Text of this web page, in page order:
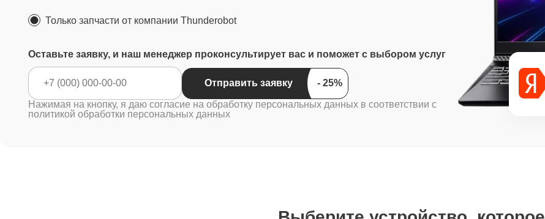
Только запчасти от компании Thunderobot
Оставьте заявку, и наш менеджер проконсультирует вас и поможет с выбором услуг
Отправить заявку
Нажимая на кнопку, я даю согласие на обработку персональных данных в соответствии с
политикой обработки персональных данных